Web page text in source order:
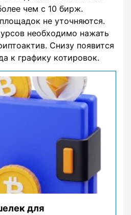
чем с 10 бирж.
не уточняются.
необходимо нажать
Снизу появится
к графику котировок.
для